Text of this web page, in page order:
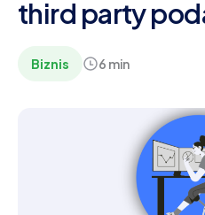
third party
Biznis 6 min